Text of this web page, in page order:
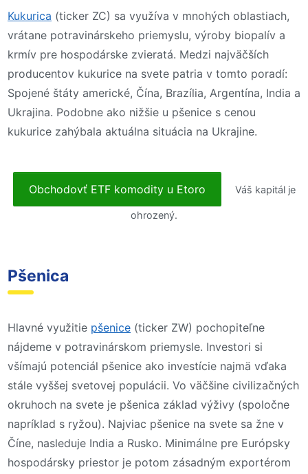
Kukurica (ticker ZC) sa využíva v mnohých oblastiach,
vrátane potravinárskeho priemyslu, výroby biopalív a
krmív pre hospodárske zvieratá. Medzi najväčších
producentov kukurice na svete patria v tomto poradí:
Spojené štáty americké, Čína, Brazília, Argentína, India a
Ukrajina. Podobne ako nižšie u pšenice s cenou
kukurice zahýbala aktuálna situácia na Ukrajine.
Obchodovť ETF komodity u Etoro Váš kapitál je
ohrozený.
Pšenica
Hlavné využitie pšenice (ticker ZW) pochopiteľne
nájdeme v potravinárskom priemysle. Investori si
všímajú potenciál pšenice ako investície najmä vďaka
stále vyššej svetovej populácii. Vo väčšine civilizačných
okruhoch na svete je pšenica základ výživy (spoločne
napríklad s ryžou). Najviac pšenice na svete sa žne v
Číne, nasleduje India a Rusko. Minimálne pre Európsky
hospodársky priestor je potom zásadným exportérom